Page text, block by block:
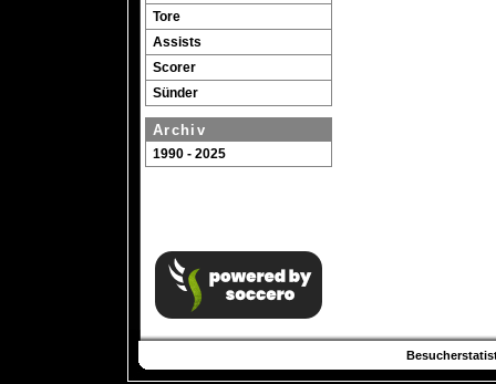
Tore
Assists
Scorer
Sünder
Archiv
1990 - 2025